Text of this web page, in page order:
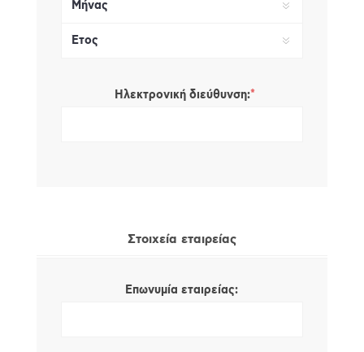
Ηλεκτρονική διεύθυνση:*
Στοιχεία εταιρείας
Επωνυμία εταιρείας: